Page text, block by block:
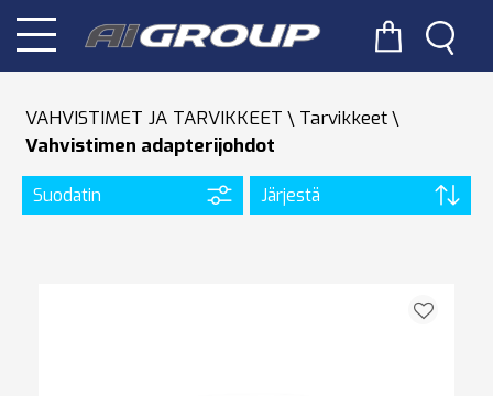
VAHVISTIMET JA TARVIKKEET
Tarvikkeet
Vahvistimen adapterijohdot
Suodatin Järjestä